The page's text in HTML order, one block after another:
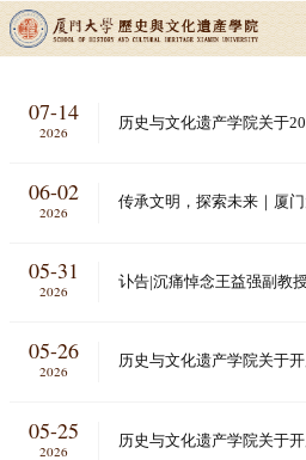
07-14
2026
历史与文化遗产学院关于
06-02
2026
传承文明，探索未来｜厦
05-31
2026
讣告|沉痛悼念王益强副教
05-26
2026
历史与文化遗产学院关于
05-25
2026
历史与文化遗产学院关于